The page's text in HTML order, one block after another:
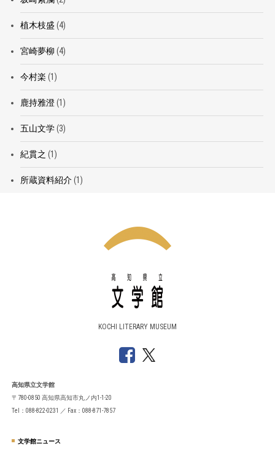
植木枝盛 (4)
宮崎夢柳 (4)
今村楽 (1)
鹿持雅澄(1)
五山文学(3)
紀貫之 (1)
所蔵資料紹介(1)
KOCHI LITERARY MUSEUM
高知県立文学館
〒780-0850 高知県高知市丸ノ内1-1-20
Tel：088-822-0231 ／ Fax：088-871-7857
文学館ニュース